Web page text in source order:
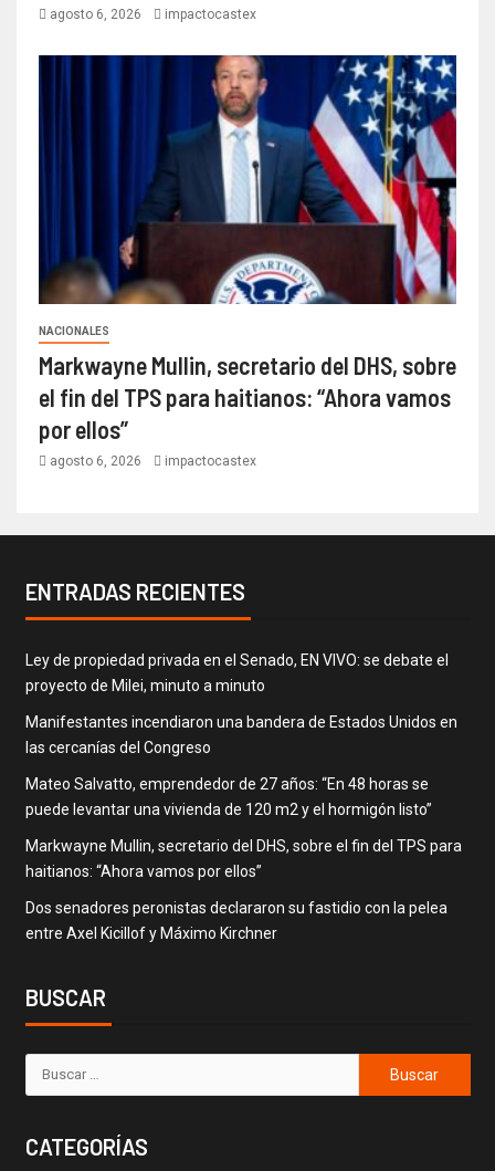
agosto 6, 2026 impactocastex
NACIONALES
Markwayne Mullin, secretario del DHS, sobre
el fin del TPS para haitianos: “Ahora vamos
por ellos”
agosto 6, 2026 impactocastex
ENTRADAS RECIENTES
Ley de propiedad privada en el Senado, EN VIVO: se debate el
proyecto de Milei, minuto a minuto
Manifestantes incendiaron una bandera de Estados Unidos en
las cercanías del Congreso
Mateo Salvatto, emprendedor de 27 años: “En 48 horas se
puede levantar una vivienda de 120 m2 y el hormigón listo”
Markwayne Mullin, secretario del DHS, sobre el fin del TPS para
haitianos: “Ahora vamos por ellos”
Dos senadores peronistas declararon su fastidio con la pelea
entre Axel Kicillof y Máximo Kirchner
BUSCAR
CATEGORÍAS